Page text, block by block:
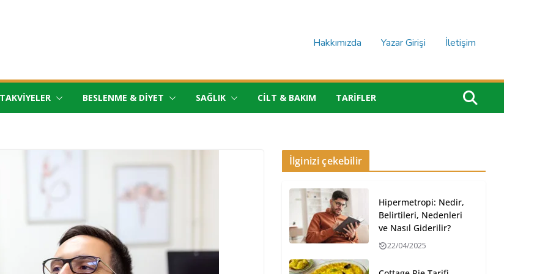
Hakkımızda Yazar Girişi İletişim
TAKVIYELER BESLENME & DIYET SAĞLIK CILT & BAKIM TARIFLER
İlginizi çekebilir
Hipermetropi: Nedir,
Belirtileri, Nedenleri
ve Nasıl Giderilir?
22/04/2025